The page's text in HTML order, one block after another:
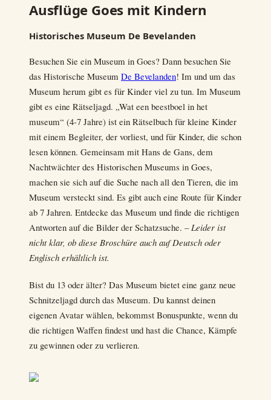
Ausflüge Goes mit Kindern
Historisches Museum De Bevelanden
Besuchen Sie ein Museum in Goes? Dann besuchen Sie
das Historische Museum De Bevelanden! Im und um das
Museum herum gibt es für Kinder viel zu tun. Im Museum
gibt es eine Rätseljagd. „Wat een beestboel in het
museum“ (4-7 Jahre) ist ein Rätselbuch für kleine Kinder
mit einem Begleiter, der vorliest, und für Kinder, die schon
lesen können. Gemeinsam mit Hans de Gans, dem
Nachtwächter des Historischen Museums in Goes,
machen sie sich auf die Suche nach all den Tieren, die im
Museum versteckt sind. Es gibt auch eine Route für Kinder
ab 7 Jahren. Entdecke das Museum und finde die richtigen
Antworten auf die Bilder der Schatzsuche. –Leider ist
nicht klar, ob diese Broschüre auch auf Deutsch oder
Englisch erhältlich ist.
Bist du 13 oder älter? Das Museum bietet eine ganz neue
Schnitzeljagd durch das Museum. Du kannst deinen
eigenen Avatar wählen, bekommst Bonuspunkte, wenn du
die richtigen Waffen findest und hast die Chance, Kämpfe
zu gewinnen oder zu verlieren.